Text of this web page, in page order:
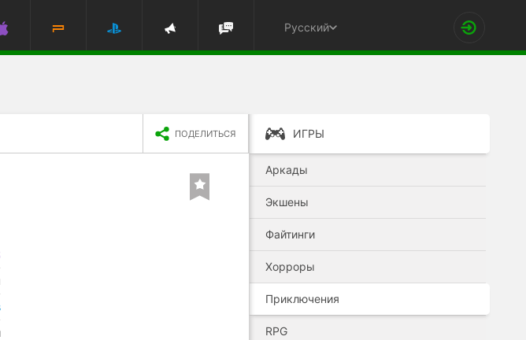
Русский
ПОДЕЛИТЬСЯ ИГРЫ
Аркады
Экшены
Файтинги
Хорроры
Приключения
RPG